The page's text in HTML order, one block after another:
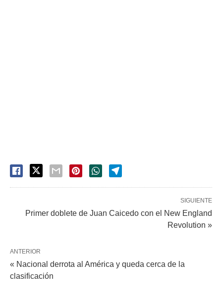
SIGUIENTE
Primer doblete de Juan Caicedo con el New England
Revolution »
ANTERIOR
« Nacional derrota al América y queda cerca de la
clasificación